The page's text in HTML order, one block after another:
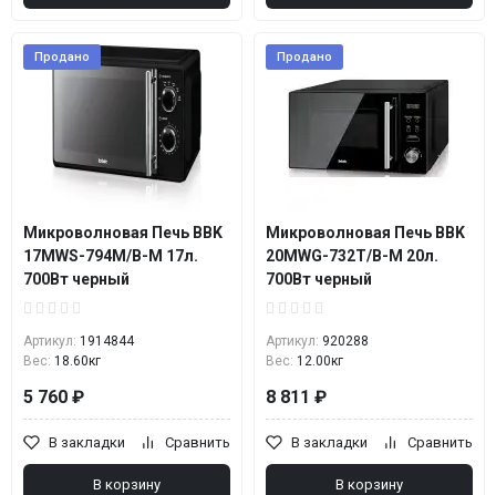
Продано
Микроволновая Печь BBK
17MWS-794M/B-M 17л.
700Вт черный
Артикул: 1914844
Вес: 18.60кг
5 760 ₽
В закладки Сравнить
В корзину
Продано
Микроволновая Печь BBK
20MWG-732T/B-M 20л.
700Вт черный
Артикул: 920288
Вес: 12.00кг
8 811 ₽
В закладки Сравнить
В корзину